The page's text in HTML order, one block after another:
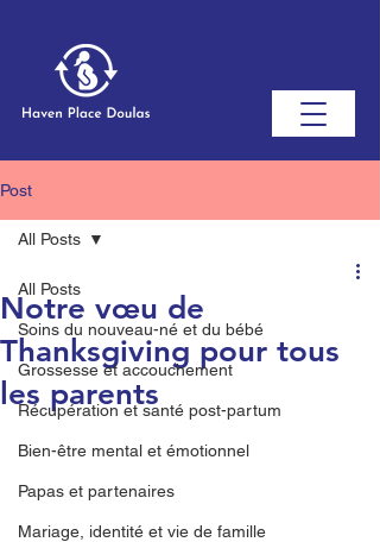
Post
All Posts
Soins du nouveau-né et du bébé
Grossesse et accouchement
Récupération et santé post-partum
Bien-être mental et émotionnel
Papas et partenaires
Mariage, identité et vie de famille
All Posts
Notre vœu de
Thanksgiving pour tous
les parents